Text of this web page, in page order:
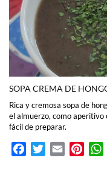
SOPA CREMA DE
Rica y cremosa sopa de
el almuerzo, como aperitivo
fácil de preparar.
FacebookTwitterEmail